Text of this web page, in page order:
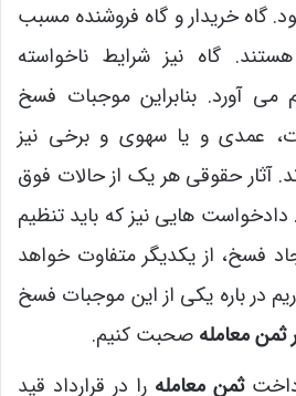
گاه خریدار و گاه فروشنده مسبب
گاه نیز شرایط ناخواسته
آورد. بنابراین موجبات فسخ
عمدی و یا سهوی و برخی نیز
آثار حقوقی هر یک از حالات فوق
هایی نیز که باید تنظیم
فسخ، از یکدیگر متفاوت خواهد
در باره یکی از این موجبات فسخ
ثمن معامله صحبت کنیم.
ثمن معامله را در قرارداد قید